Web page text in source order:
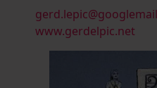
www.gerdelpic.net